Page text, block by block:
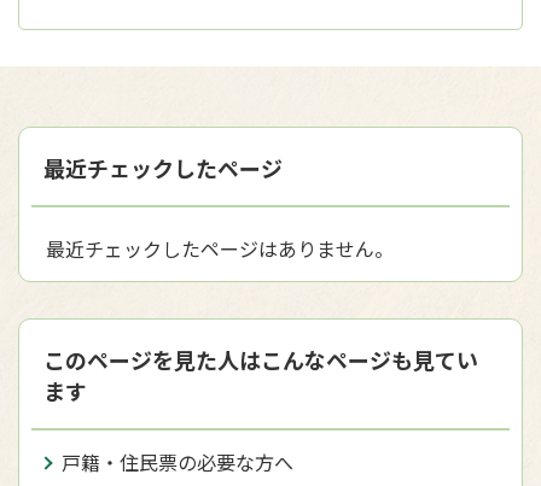
最近チェックしたページ
最近チェックしたページはありません。
このページを見た人はこんなページも見てい
ます
戸籍・住民票の必要な方へ